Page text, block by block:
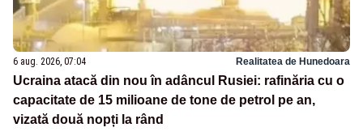
6 aug. 2026, 07:04 Realitatea de Hunedoara
Ucraina atacă din nou în adâncul Rusiei: rafinăria cu o
capacitate de 15 milioane de tone de petrol pe an,
vizată două nopți la rând